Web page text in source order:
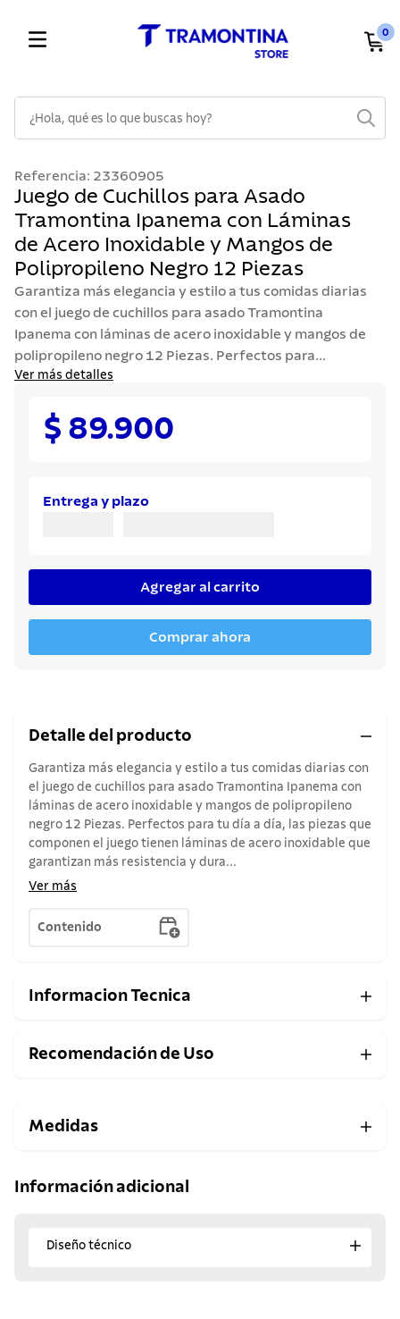
0
Referencia: 23360905
Juego de Cuchillos para Asado
Tramontina Ipanema con Láminas
de Acero Inoxidable y Mangos de
Polipropileno Negro 12 Piezas
Garantiza más elegancia y estilo a tus comidas diarias
con el juego de cuchillos para asado Tramontina
Ipanema con láminas de acero inoxidable y mangos de
polipropileno negro 12 Piezas. Perfectos para...
Ver más detalles
$ 89.900
Entrega y plazo
Agregar al carrito
Comprar ahora
Detalle del producto
Garantiza más elegancia y estilo a tus comidas diarias con
el juego de cuchillos para asado Tramontina Ipanema con
láminas de acero inoxidable y mangos de polipropileno
negro 12 Piezas. Perfectos para tu día a día, las piezas que
componen el juego tienen láminas de acero inoxidable que
garantizan más resistencia y dura...
Ver más
Contenido
Informacion Tecnica
Recomendación de Uso
Medidas
Información adicional
Diseño técnico
1 .
cuchillos
2.
cubiertos
3
sarten
4 .
lavaplatos
5 .
acero inoxidable
6.
ollas
7.
juego cuchillos
cuchillo